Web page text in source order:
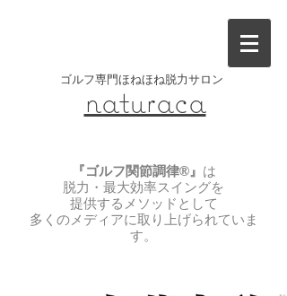
​ゴルフ専門ほねほね脱力サロン
naturaca
『ゴルフ関節調律®️』 は
脱力・最大効率スイングを
提供するメソッドとして
​多くのメディアに取り上げられていま
す。